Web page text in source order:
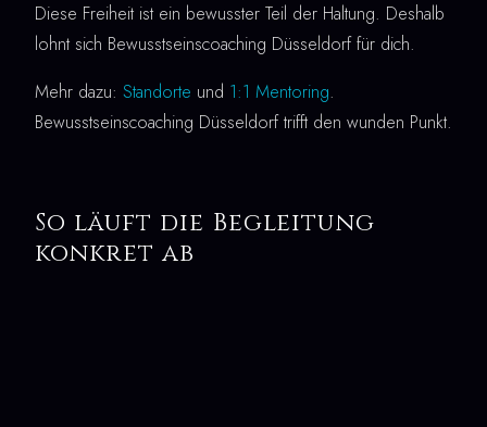
Diese Freiheit ist ein bewusster Teil der Haltung. Deshalb
lohnt sich Bewusstseinscoaching Düsseldorf für dich.
Mehr dazu: Standorte und 1:1 Mentoring.
Bewusstseinscoaching Düsseldorf trifft den wunden Punkt.
So läuft die Begleitung
konkret ab